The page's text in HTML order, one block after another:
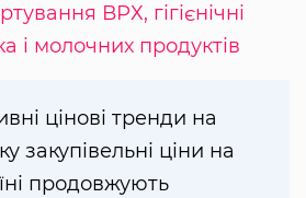
ВРХ, гігієнічні
і молочних продуктів
цінові тренди на
закупівельні ціни на
продовжують